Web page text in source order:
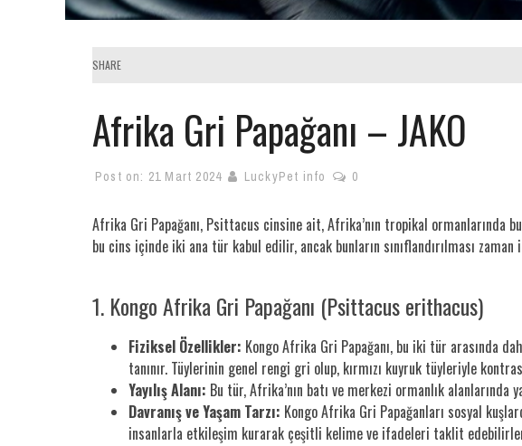
SHARE
Afrika Gri Papağanı – JAKO
Post on: 21 Mart 2024 LuckyPet info 0
Afrika Gri Papağanı, Psittacus cinsine ait, Afrika’nın tropikal ormanlarında
bu cins içinde iki ana tür kabul edilir, ancak bunların sınıflandırılması
1. Kongo Afrika Gri Papağanı (Psittacus erithacus)
Fiziksel Özellikler: Kongo Afrika Gri Papağanı, bu iki tür arasında
tanınır. Tüylerinin genel rengi gri olup, kırmızı kuyruk tüyleriyle
Yayılış Alanı: Bu tür, Afrika’nın batı ve merkezi ormanlık alanlarında
Davranış ve Yaşam Tarzı: Kongo Afrika Gri Papağanları sosyal
insanlarla etkileşim kurarak çeşitli kelime ve ifadeleri taklit